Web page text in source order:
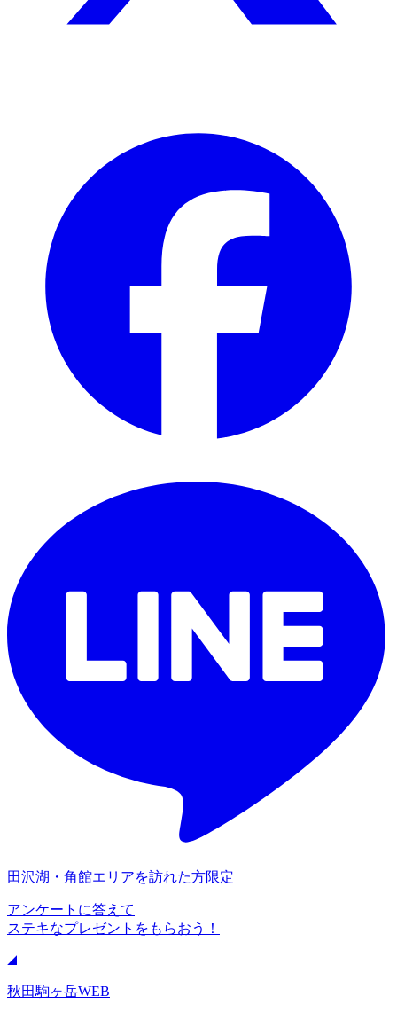
田沢湖・角館エリアを訪れた方限定
アンケートに答えて
ステキなプレゼントをもらおう！
秋田駒ヶ岳WEB